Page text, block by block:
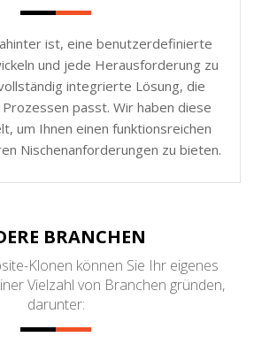
ist, eine benutzerdefinierte
und jede Herausforderung zu
integrierte Lösung, die
passt. Wir haben diese
um Ihnen einen funktionsreichen
Nischenanforderungen zu bieten.
BRANCHEN
Klonen können Sie Ihr eigenes
Vielzahl von Branchen gründen,
darunter: